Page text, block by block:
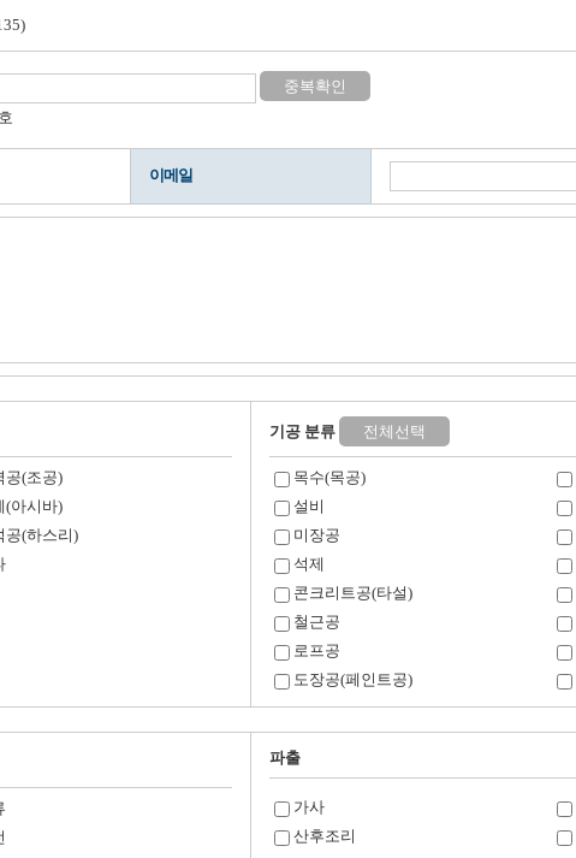
중복확인
이메일
공(조공)
(아시바)
공(하스리)
기공 분류 전체선택
목수(목공)
설비
미장공
석제
콘크리트공(타설)
철근공
로프공
도장공(페인트공)
파출
가사
산후조리